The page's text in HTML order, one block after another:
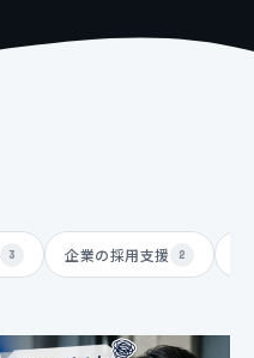
3 企業の採用支援 2